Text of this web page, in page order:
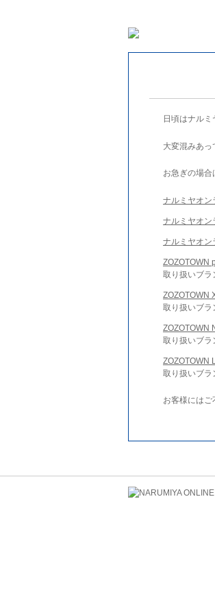
日頃はナルミ
大変混みあっ
お急ぎの場合
ナルミヤオン
ナルミヤオン
ナルミヤオン
ZOZOTOWN
取り扱いブラ
ZOZOTOWN
取り扱いブラ
ZOZOTOWN
取り扱いブ
ZOZOTOWN
取り扱いブ
お客様にはご